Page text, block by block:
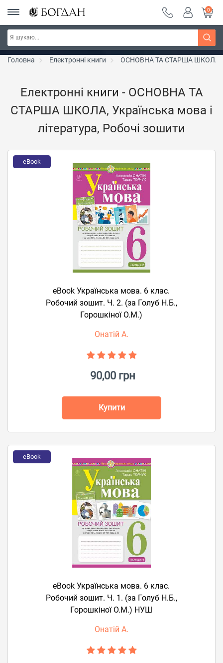
РОЗПРОДАЖ ~ 150 грн ~ 200 грн ~ 250 грн ~
300 грн ~ РОЗПРОДАЖ
Дізнатись більше
0
Головна Електронні книги ОСНОВНА ТА СТАРША ШКОЛА
Електронні книги - ОСНОВНА ТА
СТАРША ШКОЛА, Українська мова і
література, Робочі зошити
eBook
eBook Українська мова. 6 клас.
Робочий зошит. Ч. 2. (за Голуб Н.Б.,
Горошкіної О.М.)
Онатій А.
90,00 грн
Купити
eBook
eBook Українська мова. 6 клас.
Робочий зошит. Ч. 1. (за Голуб Н.Б.,
Горошкіної О.М.) НУШ
Онатій А.